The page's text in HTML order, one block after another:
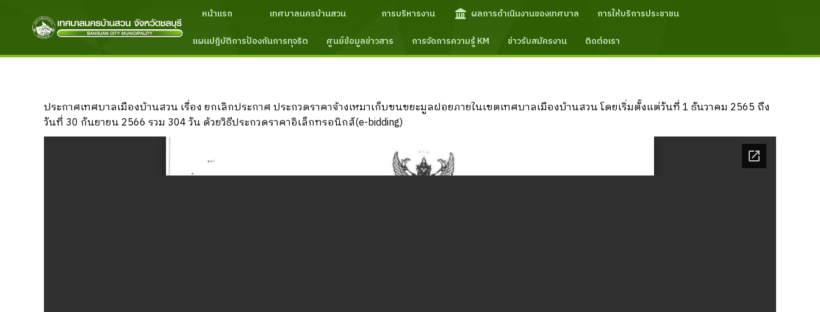
หน้าแรก เทศบาลนครบ้านสวน การบริหารงาน ผลการดำเนินงานของเทศบาล
การให้บริการประชาชน
แผนปฏิบัติการป้องกันการทุจริต
ศูนย์ข้อมูลข่าวสาร การจัดการความรู้ KM ข่าวรับสมัครงาน ติดต่อเรา
ประกาศเทศบาลเมืองบ้านสวน เรื่อง ยกเลิกประกาศ ประกวดราคาจ้างเหมาเก็บขนขยะมูลฝอยภายในเขตเทศบาลเมืองบ้านสวน โดยเริ่มตั้งแต่วันที่ 1 ธันวาคม 2565 ถึง
วันที่ 30 กันยายน 2566 รวม 304 วัน ด้วยวิธีประกวดราคาอิเล็กทรอนิกส์(e-bidding)